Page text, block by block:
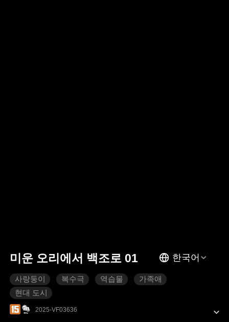
미운 오리에서 백조로 01 한국어
사랑둥이 복수극 역습물
가족애
현대 도시
2025-VF03636